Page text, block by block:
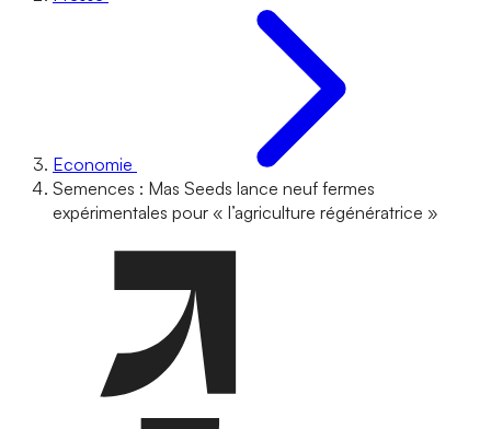
Economie
Semences : Mas Seeds lance neuf fermes
expérimentales pour « l’agriculture régénératrice »